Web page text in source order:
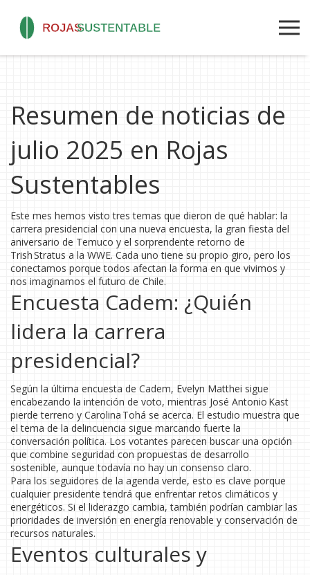
Resumen de noticias de
julio 2025 en Rojas
Sustentables
Este mes hemos visto tres temas que dieron de qué hablar: la
carrera presidencial con una nueva encuesta, la gran fiesta del
aniversario de Temuco y el sorprendente retorno de
Trish Stratus a la WWE. Cada uno tiene su propio giro, pero los
conectamos porque todos afectan la forma en que vivimos y
nos imaginamos el futuro de Chile.
Encuesta Cadem: ¿Quién
lidera la carrera
presidencial?
Según la última encuesta de Cadem, Evelyn Matthei sigue
encabezando la intención de voto, mientras José Antonio Kast
pierde terreno y Carolina Tohá se acerca. El estudio muestra que
el tema de la delincuencia sigue marcando fuerte la
conversación política. Los votantes parecen buscar una opción
que combine seguridad con propuestas de desarrollo
sostenible, aunque todavía no hay un consenso claro.
Para los seguidores de la agenda verde, esto es clave porque
cualquier presidente tendrá que enfrentar retos climáticos y
energéticos. Si el liderazgo cambia, también podrían cambiar las
prioridades de inversión en energía renovable y conservación de
recursos naturales.
Eventos culturales y